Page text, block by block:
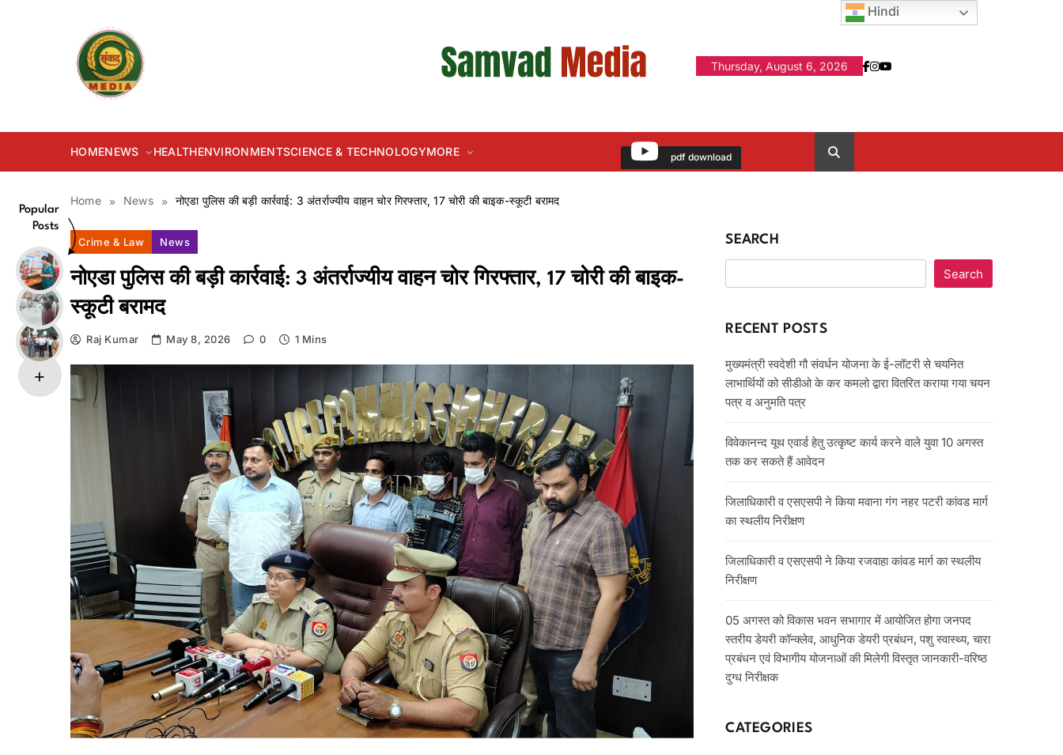
Thursday, August 6, 2026
HOMENEWS HEALTHENVIRONMENTSCIENCE & TECHNOLOGYMORE pdf download
Home News नोएडा पुलिस की बड़ी कार्रवाई: 3 अंतर्राज्यीय वाहन चोर गिरफ्तार, 17 चोरी की बाइक-स्कूटी बरामद
Popular
Posts
Crime & Law News
नोएडा पुलिस की बड़ी कार्रवाई: 3 अंतर्राज्यीय वाहन चोर गिरफ्तार, 17 चोरी की बाइक-
स्कूटी बरामद
Raj Kumar May 8, 2026 0 1 Mins
SEARCH
Search
RECENT POSTS
मुख्यमंत्री स्वदेशी गौ संवर्धन योजना के ई-लॉटरी से चयनित
लाभार्थियों को सीडीओ के कर कमलो द्वारा वितरित कराया गया चयन
पत्र व अनुमति पत्र
विवेकानन्द यूथ एवार्ड हेतु उत्कृष्ट कार्य करने वाले युवा 10 अगस्त
तक कर सकते हैं आवेदन
जिलाधिकारी व एसएसपी ने किया मवाना गंग नहर पटरी कांवड मार्ग
का स्थलीय निरीक्षण
जिलाधिकारी व एसएसपी ने किया रजवाहा कांवड मार्ग का स्थलीय
निरीक्षण
05 अगस्त को विकास भवन सभागार में आयोजित होगा जनपद
स्तरीय डेयरी कॉन्क्लेव, आधुनिक डेयरी प्रबंधन, पशु स्वास्थ्य, चारा
प्रबंधन एवं विभागीय योजनाओं की मिलेगी विस्तृत जानकारी-वरिष्ठ
दुग्ध निरीक्षक
CATEGORIES
Hindi